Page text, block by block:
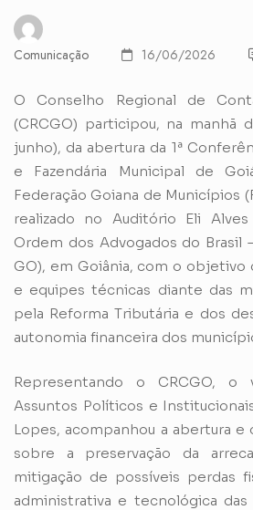
Comunicação 16/06/2026
O Conselho Regional de
(CRCGO) participou, na manhã
junho), da abertura da 1ª
e Fazendária Municipal de
Federação Goiana de Municípios
realizado no Auditório Eli
Ordem dos Advogados do Brasil
GO), em Goiânia, com o
e equipes técnicas diante das
pela Reforma Tributária e dos
autonomia financeira dos
Representando o CRCGO, o
Assuntos Políticos e
Lopes, acompanhou a abertura
sobre a preservação da
mitigação de possíveis perdas
administrativa e tecnológica